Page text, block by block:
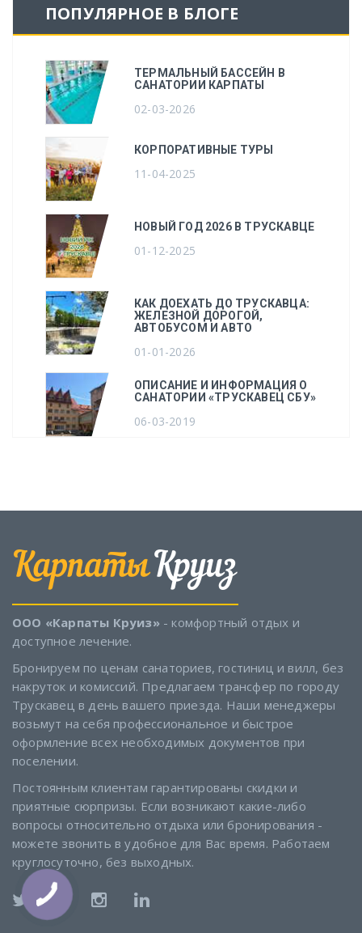
ПОПУЛЯРНОЕ В БЛОГЕ
ТЕРМАЛЬНЫЙ БАССЕЙН В
САНАТОРИИ КАРПАТЫ
02-03-2026
КОРПОРАТИВНЫЕ ТУРЫ
11-04-2025
НОВЫЙ ГОД 2026 В ТРУСКАВЦЕ
01-12-2025
КАК ДОЕХАТЬ ДО ТРУСКАВЦА:
ЖЕЛЕЗНОЙ ДОРОГОЙ,
АВТОБУСОМ И АВТО
01-01-2026
ОПИСАНИЕ И ИНФОРМАЦИЯ О
САНАТОРИИ «ТРУСКАВЕЦ СБУ»
06-03-2019
ООО «Карпаты Круиз» - комфортный отдых и
доступное лечение.
Бронируем по ценам санаториев, гостиниц и вилл, без
накруток и комиссий. Предлагаем трансфер по городу
Трускавец в день вашего приезда. Наши менеджеры
возьмут на себя профессиональное и быстрое
оформление всех необходимых документов при
поселении.
Постоянным клиентам гарантированы скидки и
приятные сюрпризы. Если возникают какие-либо
вопросы относительно отдыха или бронирования -
можете звонить в удобное для Вас время. Работаем
круглосуточно, без выходных.